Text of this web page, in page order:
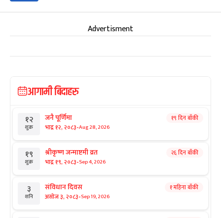
Advertisment
आगामी बिदाहरु
१२
शुक्र
जनै पूर्णिमा
भाद्र १२, २०८३-Aug 28, 2026
१९ दिन बाँकी
१९
शुक्र
श्रीकृष्ण जन्माष्टमी व्रत
भाद्र १९, २०८३-Sep 4, 2026
२६ दिन बाँकी
३
शनि
संविधान दिवस
असोज ३, २०८३-Sep 19, 2026
१ महिना बाँकी